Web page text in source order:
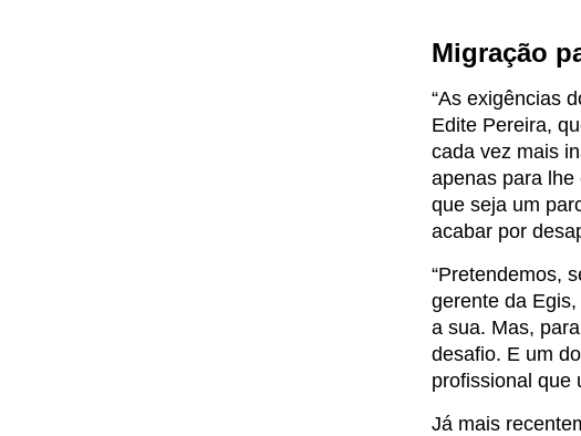
Migração
“As exigências
Edite Pereira,
cada vez mais
apenas para
que seja um
acabar por
“Pretendemos,
gerente da
a sua. Mas,
desafio. E um
profissional que
Já mais